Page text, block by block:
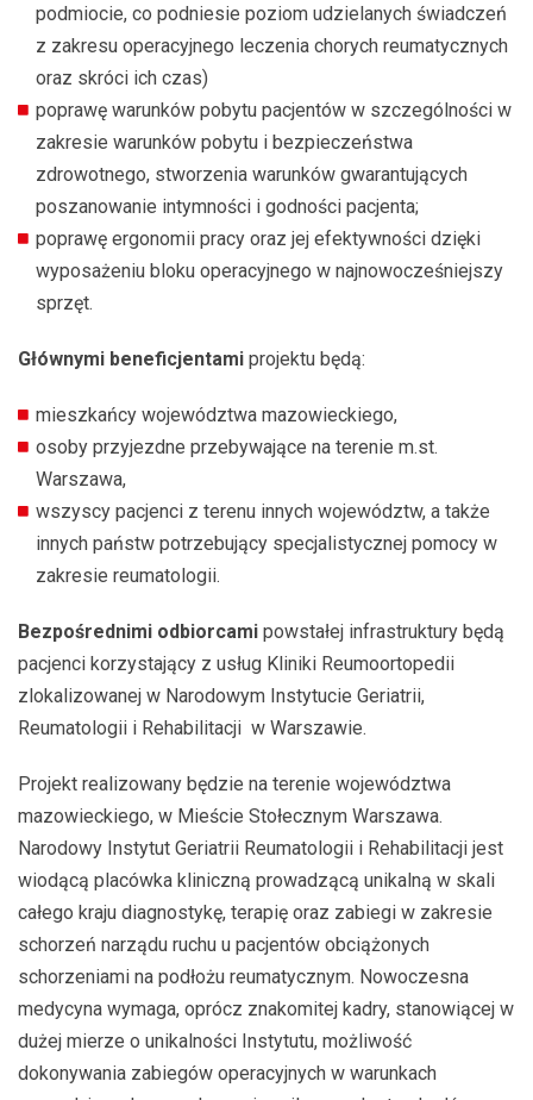
podmiocie, co podniesie poziom udzielanych świadczeń
z zakresu operacyjnego leczenia chorych reumatycznych
oraz skróci ich czas)
poprawę warunków pobytu pacjentów w szczególności w
zakresie warunków pobytu i bezpieczeństwa
zdrowotnego, stworzenia warunków gwarantujących
poszanowanie intymności i godności pacjenta;
poprawę ergonomii pracy oraz jej efektywności dzięki
wyposażeniu bloku operacyjnego w najnowocześniejszy
sprzęt.
Głównymi beneficjentami projektu będą:
mieszkańcy województwa mazowieckiego,
osoby przyjezdne przebywające na terenie m.st.
Warszawa,
wszyscy pacjenci z terenu innych województw, a także
innych państw potrzebujący specjalistycznej pomocy w
zakresie reumatologii.
Bezpośrednimi odbiorcami powstałej infrastruktury będą
pacjenci korzystający z usług Kliniki Reumoortopedii
zlokalizowanej w Narodowym Instytucie Geriatrii,
Reumatologii i Rehabilitacji w Warszawie.
Projekt realizowany będzie na terenie województwa
mazowieckiego, w Mieście Stołecznym Warszawa.
Narodowy Instytut Geriatrii Reumatologii i Rehabilitacji jest
wiodącą placówka kliniczną prowadzącą unikalną w skali
całego kraju diagnostykę, terapię oraz zabiegi w zakresie
schorzeń narządu ruchu u pacjentów obciążonych
schorzeniami na podłożu reumatycznym. Nowoczesna
medycyna wymaga, oprócz znakomitej kadry, stanowiącej w
dużej mierze o unikalności Instytutu, możliwość
dokonywania zabiegów operacyjnych w warunkach